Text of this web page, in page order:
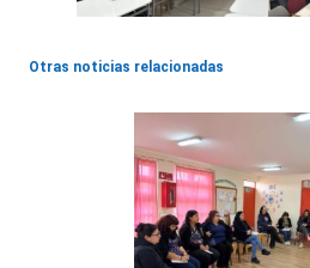
Otras noticias relacionadas